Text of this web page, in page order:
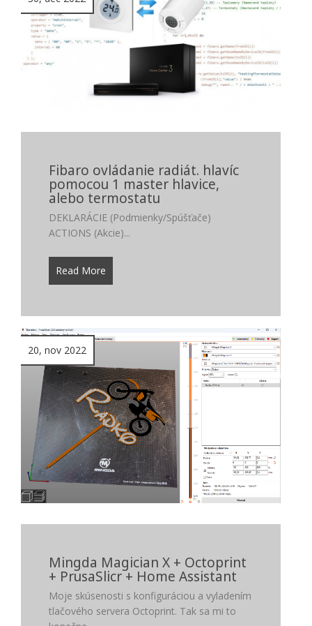
Fibaro ovládanie radiát. hlavíc
pomocou 1 master hlavice,
alebo termostatu
DEKLARÁCIE (Podmienky/Spúšťače)
ACTIONS (Akcie)...
Read More
20, nov 2022
Mingda Magician X + Octoprint
+ PrusaSlicr + Home Assistant
Moje skúsenosti s konfiguráciou a vyladením
tlačového servera Octoprint. Tak sa mi to